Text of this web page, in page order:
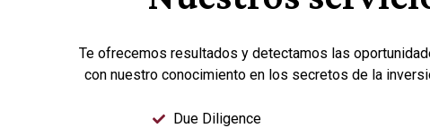
Te ofrecemos resultados y detectamos las
con nuestro conocimiento en los secretos de la
Due Diligence